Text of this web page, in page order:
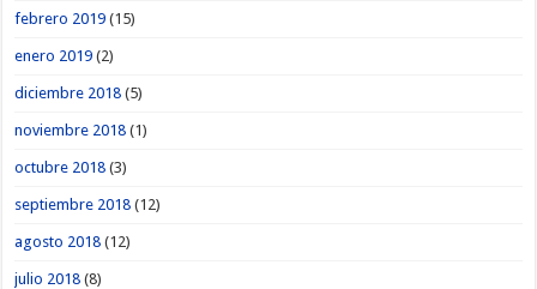
febrero 2019 (15)
enero 2019 (2)
diciembre 2018 (5)
noviembre 2018 (1)
octubre 2018 (3)
septiembre 2018 (12)
agosto 2018 (12)
julio 2018 (8)